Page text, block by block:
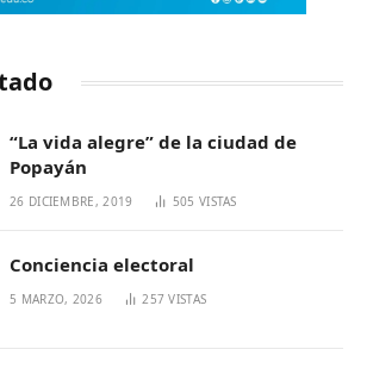
“La vida alegre” de la ciudad de
Popayán
26 DICIEMBRE, 2019 505 VISTAS
Conciencia electoral
5 MARZO, 2026 257VISTAS